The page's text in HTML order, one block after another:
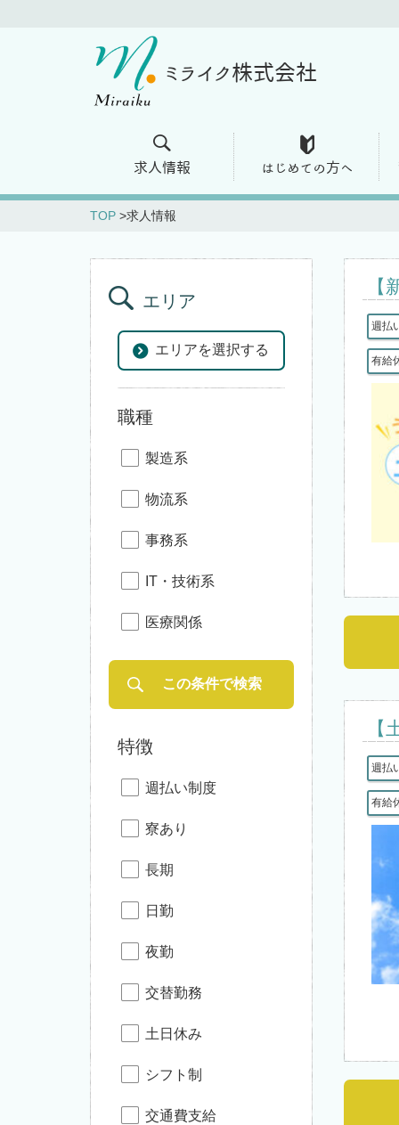
ミライク株式会社
求人情報 はじめての方へ
TOP 求人情報
エリア
エリアを選択する
職種
製造系
物流系
事務系
IT・技術系
医療関係
特徴
週払い制度
寮あり
長期
日勤
夜勤
交替勤務
土日休み
シフト制
交通費支給
週払
有給
週払
有給